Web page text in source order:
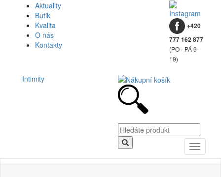
Aktuality
Butik
Kvalita
O nás
Kontakty
+420
777 162 877
(PO - PÁ 9-
19)
Intimity
Toggle